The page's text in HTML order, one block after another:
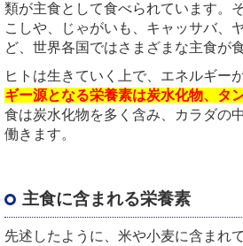
類が主食として食べられています。
こしや、じゃがいも、キャッサバ、
ど、世界各国ではさまざまな主食が
ヒトは生きていく上で、エネルギー
ギー源となる栄養素は炭水化物、タ
食は炭水化物を多く含み、カラダの
働きます。
主食に含まれる栄養素
先述したように、米や小麦に含まれ